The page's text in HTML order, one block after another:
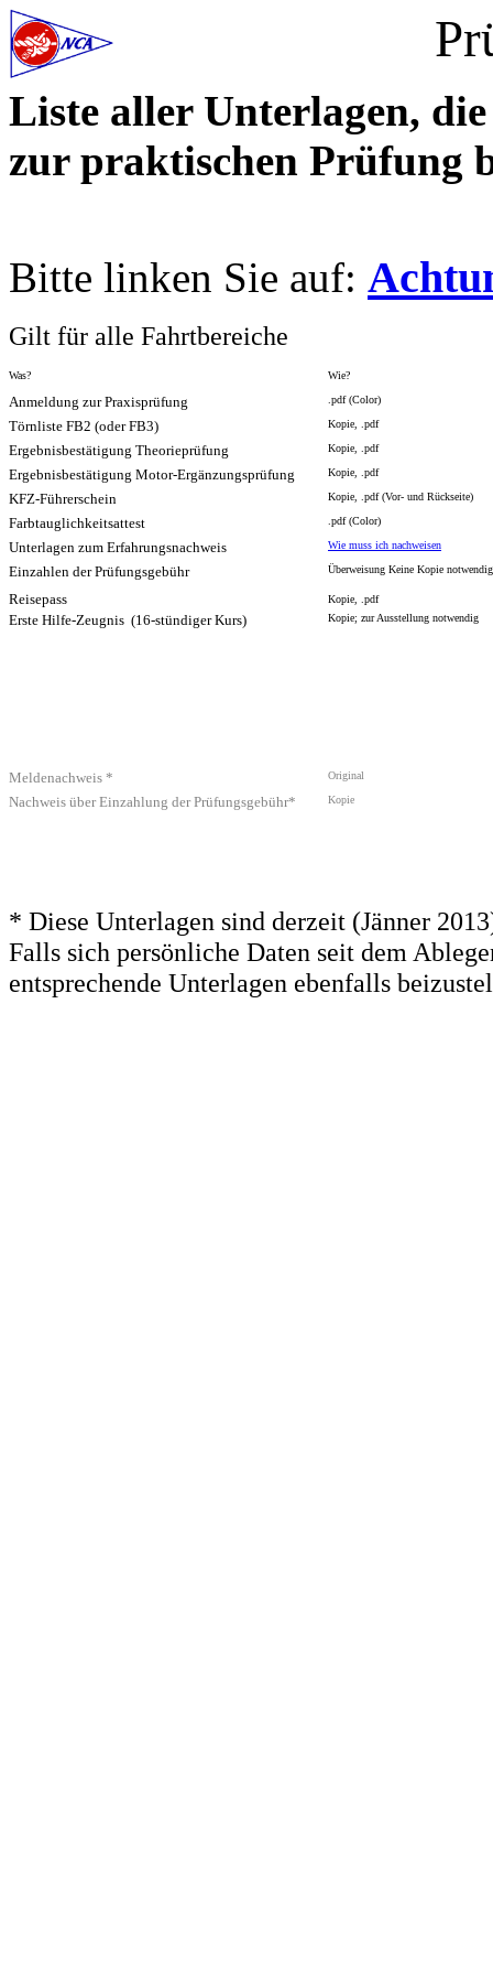
Liste aller Unterlagen,
zur praktischen Prüfung
Bitte linken Sie auf:
Gilt für alle Fahrtbereiche
Was? Wie?
Anmeldung zur Praxisprüfung .pdf (Color)
Törnliste FB2 (oder FB3) Kopie, .pdf
Ergebnisbestätigung Theorieprüfung Kopie, .pdf
Ergebnisbestätigung Motor-Ergänzungsprüfung Kopie, .pdf
KFZ-Führerschein Kopie, .pdf (Vor- und Rückseite)
Farbtauglichkeitsattest .pdf (Color)
Unterlagen zum Erfahrungsnachweis Wie muss ich nachweisen
Einzahlen der Prüfungsgebühr Überweisung Keine Kopie notwendig
Reisepass Kopie, .pdf
Erste Hilfe-Zeugnis (16-stündiger Kurs) Kopie; zur Ausstellung notwendig
Meldenachweis * Original
Nachweis über Einzahlung der Prüfungsgebühr* Kopie
* Diese Unterlagen sind derzeit (Jänner
Falls sich persönliche Daten seit dem
entsprechende Unterlagen ebenfalls